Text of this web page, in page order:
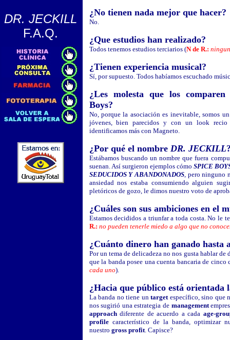
DR. JECKILL
F.A.Q.
¿No tienen nada mejor que hacer?
No.
¿Que estudios han realizado?
Todos tenemos estudios terciarios (N de R.:
¿Tienen experiencia musical?
Sí, por supuesto. Todos habíamos escuchado
¿Les molesta que los
Boys?
No, porque la asociación es inevitable, somos
jóvenes, bien parecidos y con un look
identificamos más con Magneto.
¿Por qué el nombre DR. JECKILL
Estábamos buscando un nombre que fuera
suenan. Así surgieron ejemplos cómo SPICE
SEDUCIDOS Y ABANDONADOS, pero ninguno
ansiedad nos estaba consumiendo alguien
pletóricos de gozo, le dimos nuestro voto de
¿Cuáles son sus ambiciones en el
Estamos decididos a triunfar a toda costa. No le
R.: no pueden tenerle miedo a algo que no
¿Cuánto dinero han ganado hasta
Por un tema de delicadeza no nos gusta hablar de
que la banda posee una cuenta bancaria de cinco
cada uno).
¿Hacia que público está orientada
La banda no tiene un targetespecífico, sino que
nos sugirió una estrategia de management
approachdiferente de acuerdo a cada age-
profile característico de la banda, optimizar
nuestro gross profit. Capisce?